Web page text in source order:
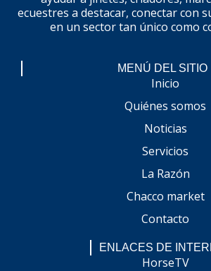
ecuestres a destacar, conectar con
en un sector tan único como
MENÚ DEL SITIO
Inicio
Quiénes somos
Noticias
Servicios
La Razón
Chacco market
Contacto
ENLACES DE
HorseTV